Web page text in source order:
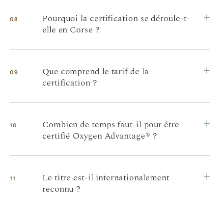
08
Pourquoi la certification se déroule-t-
elle en Corse ?
+
09
Que comprend le tarif de la
certification ?
+
10
Combien de temps faut-il pour être
certifié Oxygen Advantage® ?
+
11
Le titre est-il internationalement
reconnu ?
+